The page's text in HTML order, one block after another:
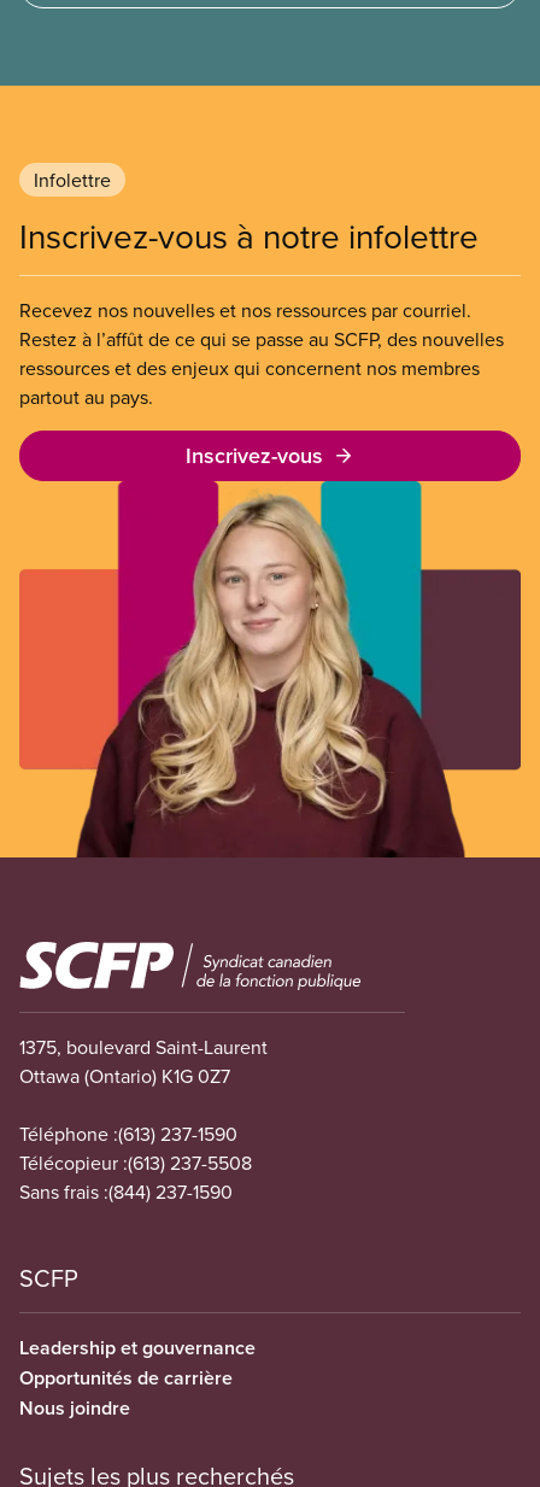
Infolettre
Inscrivez-vous à notre infolettre
Recevez nos nouvelles et nos ressources par courriel.
Restez à l’affût de ce qui se passe au SCFP, des nouvelles
ressources et des enjeux qui concernent nos membres
partout au pays.
Inscrivez-vous
Image
1375, boulevard Saint-Laurent
Ottawa (Ontario) K1G 0Z7
Téléphone :(613) 237-1590
Télécopieur :(613) 237-5508
Sans frais :(844) 237-1590
SCFP
Leadership et gouvernance
Opportunités de carrière
Nous joindre
Sujets les plus recherchés